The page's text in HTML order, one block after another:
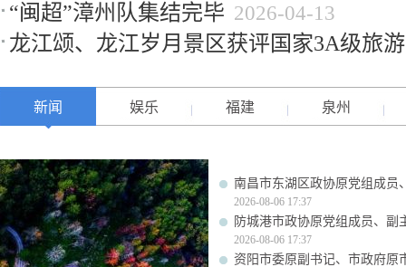
“闽超”漳州队集结完毕 2026-04-13
龙江颂、龙江岁月景区获评国家3A级旅
新闻 娱乐 福建 泉州
南昌市东湖区政协原党组成员
2026-08-06 17:37
防城港市政协原党组成员、副
2026-08-06 17:37
资阳市委原副书记、市政府原